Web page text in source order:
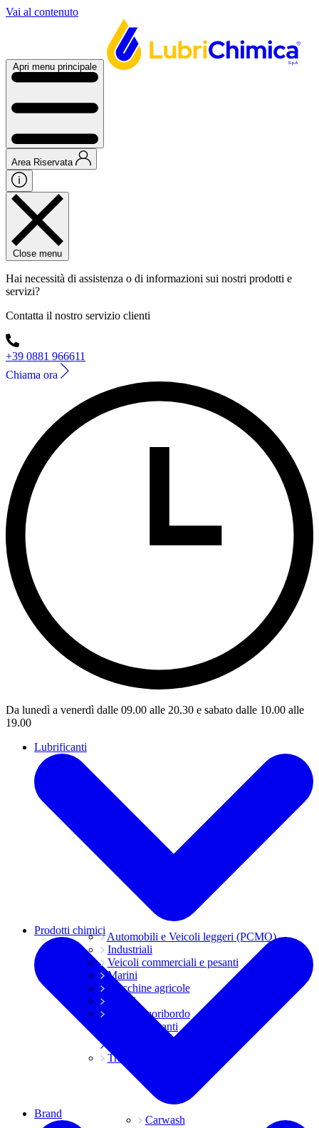
Vai al contenuto
Apri menu principale
Area Riservata
Close menu
Hai necessità di assistenza o di informazioni sui nostri prodotti e
servizi?
Contatta il nostro servizio clienti
+39 0881 966611
Chiama ora
Da lunedì a venerdì dalle 09.00 alle 20.30 e sabato dalle 10.00 alle
19.00
Lubrificanti
Automobili e Veicoli leggeri (PCMO)
Industriali
Veicoli commerciali e pesanti
Marini
Macchine agricole
Grassi
Moto e fuoribordo
Tutti i lubrificanti
Trasmissioni
Prodotti chimici
Carwash
Brand